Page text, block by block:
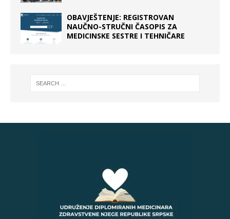
OBAVJEŠTENJE: REGISTROVAN
NAUČNO-STRUČNI ČASOPIS ZA
MEDICINSKE SESTRE I TEHNIČARE